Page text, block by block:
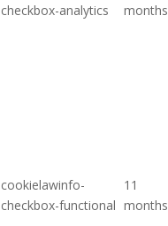
checkbox-analytics
months
cookielawinfo-
checkbox-functional
11
months